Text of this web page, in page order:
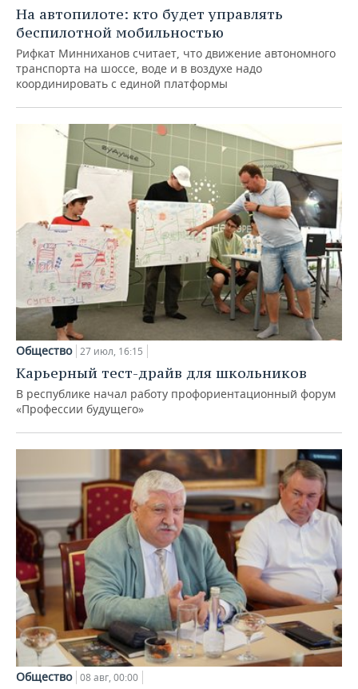
На автопилоте: кто будет управлять
беспилотной мобильностью
Рифкат Минниханов считает, что движение автономного
транспорта на шоссе, воде и в воздухе надо
координировать с единой платформы
Общество 27 июл, 16:15
Карьерный тест-драйв для школьников
В республике начал работу профориентационный форум
«Профессии будущего»
Общество 08 авг, 00:00